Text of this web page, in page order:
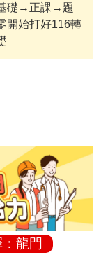
礎→正課→題
開始打好116轉
龍門